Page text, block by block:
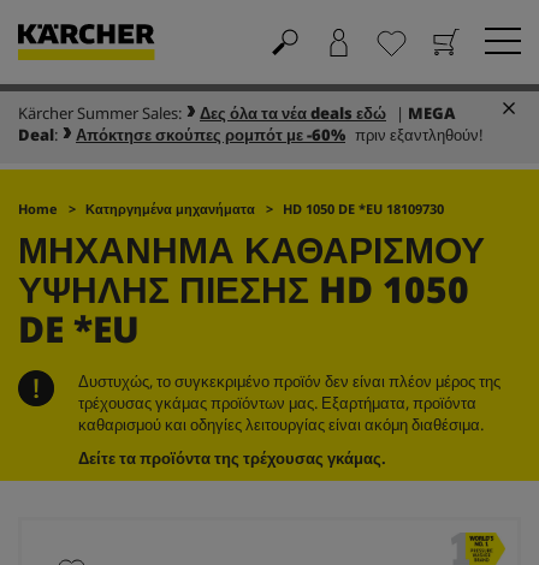
Καλάθι
Αγαπημένα
Kärcher Summer Sales: Δες όλα τα νέα deals εδώ | MEGA
Deal: Απόκτησε σκούπες ρομπότ με -60% πριν εξαντληθούν!
Home Κατηργημένα μηχανήματα HD 1050 DE *EU 18109730
ΜΗΧΆΝΗΜΑ ΚΑΘΑΡΙΣΜΟΎ
ΥΨΗΛΉΣ ΠΊΕΣΗΣ HD 1050
DE *EU
Δυστυχώς, το συγκεκριμένο προϊόν δεν είναι πλέον μέρος της
τρέχουσας γκάμας προϊόντων μας. Εξαρτήματα, προϊόντα
καθαρισμού και οδηγίες λειτουργίας είναι ακόμη διαθέσιμα.
Δείτε τα προϊόντα της τρέχουσας γκάμας.